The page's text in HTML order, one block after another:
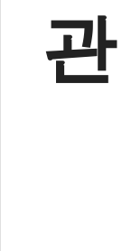
관